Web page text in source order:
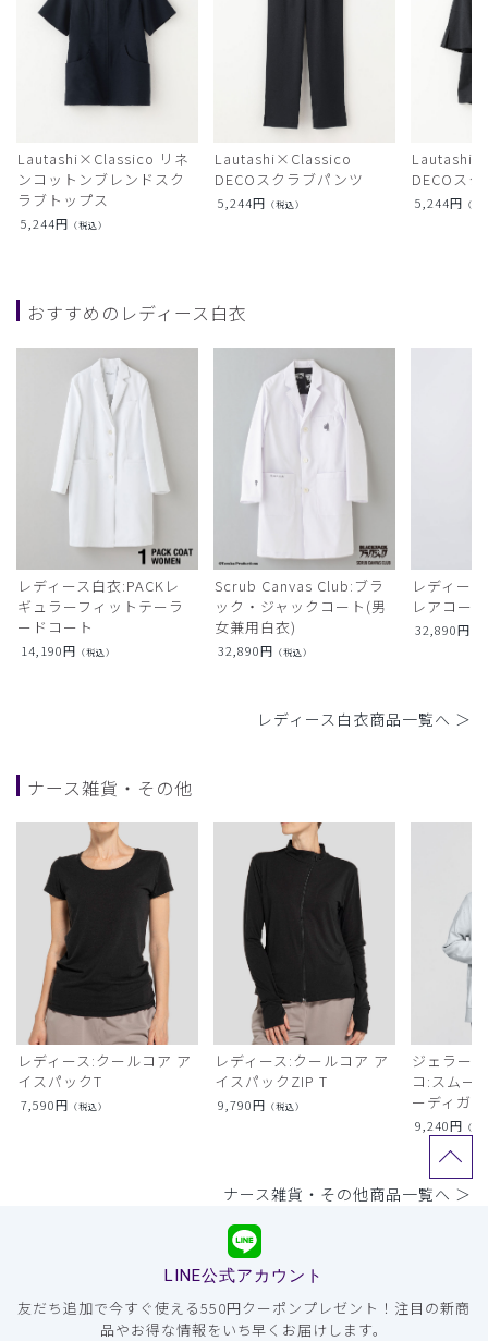
Lautashi×Classico リネ
ンコットンブレンドスク
ラブトップス
5,244円 （税込）
Lautashi×Classico
DECOスクラブパンツ
5,244円 （税込）
DECOス
5,244円 （税
おすすめのレディース白衣
レディース白衣:PACKレ
ギュラーフィットテーラ
ードコート
14,190円 （税込）
Scrub Canvas Club:ブラ
ック・ジャックコート(男
女兼用白衣)
32,890円 （税込）
レディー
レアコート
32,890円
レディース白衣商品一覧へ ＞
ナース雑貨・その他
レディース:クールコア ア
イスパックT
7,590円 （税込）
レディース:クールコア ア
イスパックZIP T
9,790円 （税込）
ジェラー
コ:スムー
ーディガン
9,240円 （税
ナース雑貨・その他商品一覧へ ＞
LINE公式アカウント
友だち追加で今すぐ使える550円クーポンプレゼント！注目の新商
品やお得な情報をいち早くお届けします。